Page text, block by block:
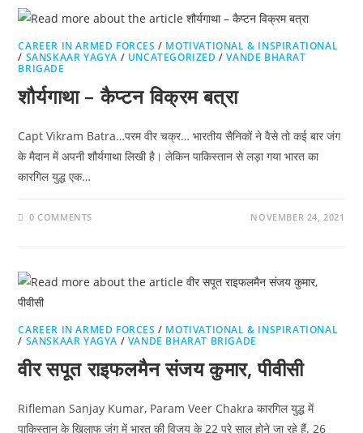
CAREER IN ARMED FORCES / MOTIVATIONAL & INSPIRATIONAL
/ SANSKAAR YAGYA / UNCATEGORIZED /VANDE BHARAT
BRIGADE
शौर्यगाथा – कैप्टन विक्रम बत्रा
Capt Vikram Batra…परम वीर चक्र… भारतीय सैनिकों ने वैसे तो कई बार जंग
के मैदान में अपनी शौर्यगाथा लिखी है। लेकिन पाकिस्‍तान से लड़ा गया भारत का
कारगि‍ल युद्ध एक…
0 COMMENTS NOVEMBER 24, 2021
CAREER IN ARMED FORCES / MOTIVATIONAL & INSPIRATIONAL
/ SANSKAAR YAGYA / VANDE BHARAT BRIGADE
वीर सपूत राइफलमैन संजय कुमार, पीवीसी
Rifleman Sanjay Kumar, Param Veer Chakra कारगिल युद्ध में
पाकिस्तान के खिलाफ जंग में भारत की विजय के 22 पूरे साल होने जा रहे हैं. 26